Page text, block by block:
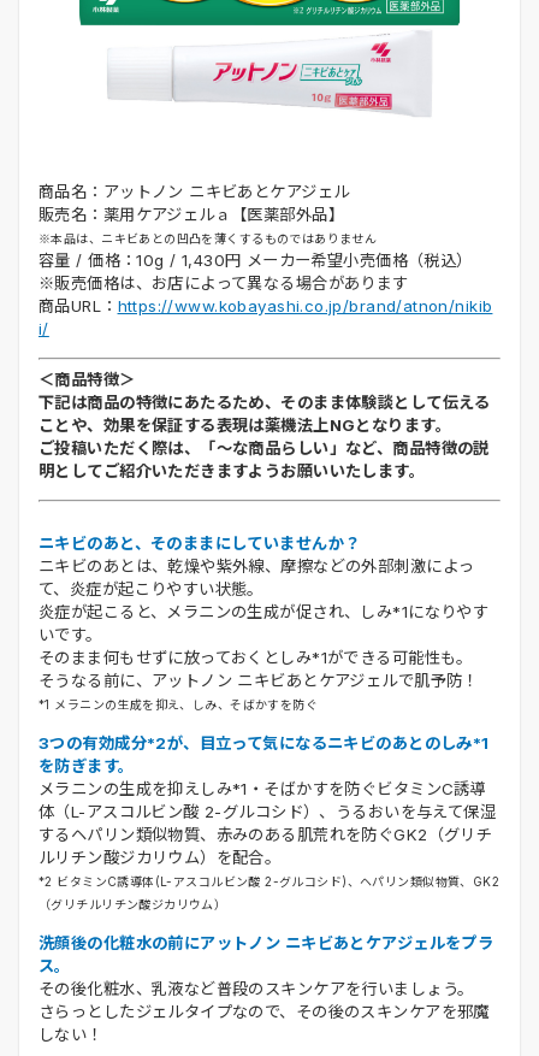
商品名：アットノン ニキビあとケアジェル
販売名：薬用ケアジェルａ【医薬部外品】
※本品は、ニキビあとの凹凸を薄くするものではありません
容量 / 価格：10g / 1,430円 メーカー希望小売価格（税込）
※販売価格は、お店によって異なる場合があります
商品URL： https://www.kobayashi.co.jp/brand/atnon/nikib
i/
＜商品特徴＞
下記は商品の特徴にあたるため、そのまま体験談として伝える
ことや、効果を保証する表現は薬機法上NGとなります。
ご投稿いただく際は、「～な商品らしい」など、商品特徴の説
明としてご紹介いただきますようお願いいたします。
ニキビのあと、そのままにしていませんか？
ニキビのあとは、乾燥や紫外線、摩擦などの外部刺激によっ
て、炎症が起こりやすい状態。
炎症が起こると、メラニンの生成が促され、しみ*1になりやす
いです。
そのまま何もせずに放っておくとしみ*1ができる可能性も。
そうなる前に、アットノン ニキビあとケアジェルで肌予防！
*1 メラニンの生成を抑え、しみ、そばかすを防ぐ
3つの有効成分*2が、目立って気になるニキビのあとのしみ*1
を防ぎます。
メラニンの生成を抑えしみ*1・そばかすを防ぐビタミンC誘導
体（L-アスコルビン酸 2-グルコシド）、うるおいを与えて保湿
するヘパリン類似物質、赤みのある肌荒れを防ぐGK2（グリチ
ルリチン酸ジカリウム）を配合。
*2 ビタミンC誘導体(L-アスコルビン酸 2-グルコシド)、ヘパリン類似物質、GK2
（グリチルリチン酸ジカリウム）
洗顔後の化粧水の前にアットノン ニキビあとケアジェルをプラ
ス。
その後化粧水、乳液など普段のスキンケアを行いましょう。
さらっとしたジェルタイプなので、その後のスキンケアを邪魔
しない！